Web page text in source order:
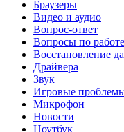
Браузеры
Видео и аудио
Вопрос-ответ
Вопросы по работе
Восстановление
Драйвера
Звук
Игровые
Микрофон
Новости
Ноутбук